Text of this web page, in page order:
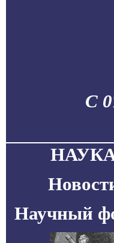
С
Научный